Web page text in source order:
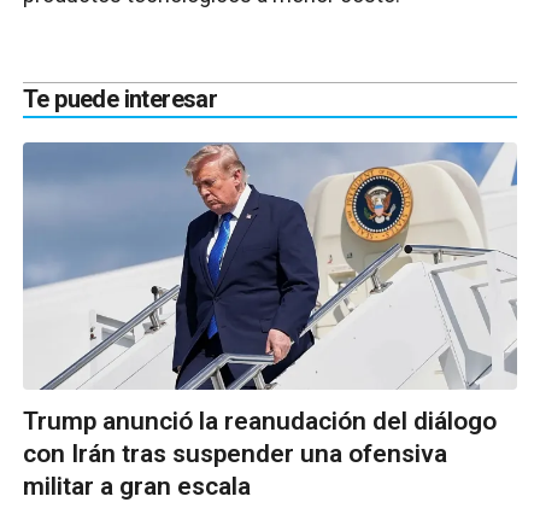
Te puede interesar
Trump anunció la reanudación del diálogo
con Irán tras suspender una ofensiva
militar a gran escala